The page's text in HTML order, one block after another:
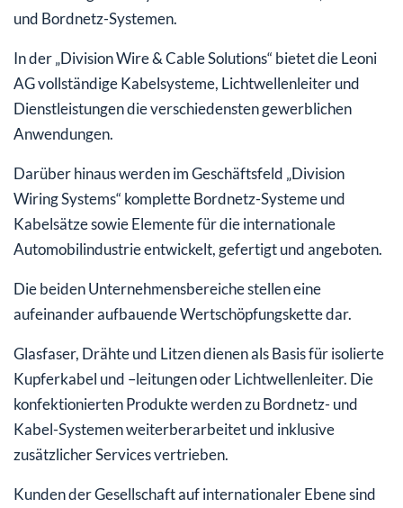
und Bordnetz-Systemen.
In der „Division Wire & Cable Solutions“ bietet die Leoni
AG vollständige Kabelsysteme, Lichtwellenleiter und
Dienstleistungen die verschiedensten gewerblichen
Anwendungen.
Darüber hinaus werden im Geschäftsfeld „Division
Wiring Systems“ komplette Bordnetz-Systeme und
Kabelsätze sowie Elemente für die internationale
Automobilindustrie entwickelt, gefertigt und angeboten.
Die beiden Unternehmensbereiche stellen eine
aufeinander aufbauende Wertschöpfungskette dar.
Glasfaser, Drähte und Litzen dienen als Basis für isolierte
Kupferkabel und –leitungen oder Lichtwellenleiter. Die
konfektionierten Produkte werden zu Bordnetz- und
Kabel-Systemen weiterberarbeitet und inklusive
zusätzlicher Services vertrieben.
Kunden der Gesellschaft auf internationaler Ebene sind